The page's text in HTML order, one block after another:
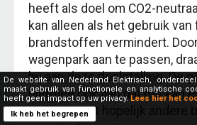
heeft als doel om CO2-
kan alleen als het gebruik
brandstoffen vermindert.
wagenpark aan te passen,
bij aan deze doelstelling. De
hiermee ook aan dat het kan
en inspireert hopelijk andere
De website van Nederland Elektrisch,
maakt gebruik van functionele en analytische
heeft geen impact op uw privacy. Lees hier het
Ik heb het begrepen